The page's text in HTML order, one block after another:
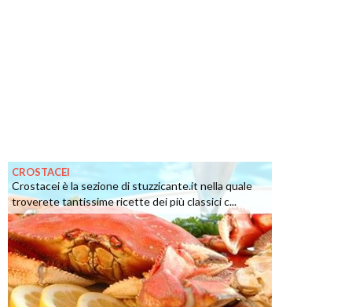
CROSTACEI
Crostacei è la sezione di stuzzicante.it nella quale
troverete tantissime ricette dei più classici c...